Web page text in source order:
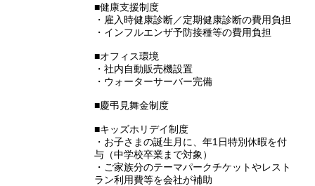
■健康支援制度
・雇入時健康診断／定期健康診断の費用負担
・インフルエンザ予防接種等の費用負担
■オフィス環境
・社内自動販売機設置
・ウォーターサーバー完備
■慶弔見舞金制度
■キッズホリデイ制度
・お子さまの誕生月に、年1日特別休暇を付
与（中学校卒業まで対象）
・ご家族分のテーマパークチケットやレスト
ラン利用費等を会社が補助